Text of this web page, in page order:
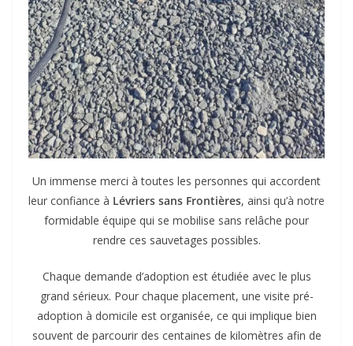
Un immense merci à toutes les personnes qui accordent
leur confiance à Lévriers sans Frontières, ainsi qu’à notre
formidable équipe qui se mobilise sans relâche pour
rendre ces sauvetages possibles.
Chaque demande d’adoption est étudiée avec le plus
grand sérieux. Pour chaque placement, une visite pré-
adoption à domicile est organisée, ce qui implique bien
souvent de parcourir des centaines de kilomètres afin de